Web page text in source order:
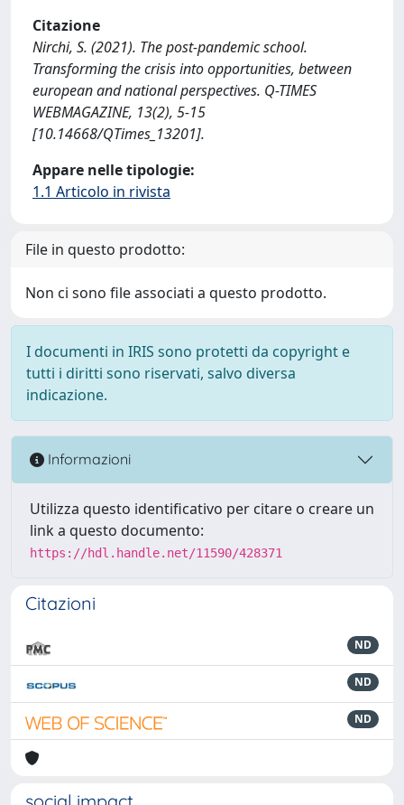
Citazione
Nirchi, S. (2021). The post-pandemic school.
Transforming the crisis into opportunities, between
european and national perspectives. Q-TIMES
WEBMAGAZINE, 13(2), 5-15
[10.14668/QTimes_13201].
Appare nelle tipologie:
1.1 Articolo in rivista
File in questo prodotto:
Non ci sono file associati a questo prodotto.
I documenti in IRIS sono protetti da copyright e
tutti i diritti sono riservati, salvo diversa
indicazione.
Informazioni
Utilizza questo identificativo per citare o creare un
link a questo documento:
https://hdl.handle.net/11590/428371
Citazioni
ND
ND
ND